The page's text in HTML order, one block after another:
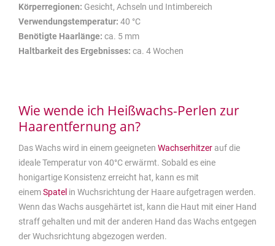
Körperregionen: Gesicht, Achseln und Intimbereich
Verwendungstemperatur: 40 °C
Benötigte Haarlänge: ca. 5 mm
Haltbarkeit des Ergebnisses: ca. 4 Wochen
Wie wende ich Heißwachs-Perlen zur
Haarentfernung an?
Das Wachs wird in einem geeigneten Wachserhitzer auf die
ideale Temperatur von 40°C erwärmt. Sobald es eine
honigartige Konsistenz erreicht hat, kann es mit
einemSpatel in Wuchsrichtung der Haare aufgetragen werden.
Wenn das Wachs ausgehärtet ist, kann die Haut mit einer Hand
straff gehalten und mit der anderen Hand das Wachs entgegen
der Wuchsrichtung abgezogen werden.